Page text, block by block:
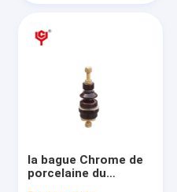
la bague Chrome de
porcelaine du